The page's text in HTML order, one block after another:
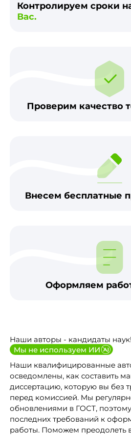
Контролируем сроки
Вас.
Проверим качество
Внесем бесплатные
Оформляем
Наши авторы - кандидаты наук!
Мы не используем ИИ
Наши квалифицированные
осведомлены, как составить
диссертацию, которую вы без
перед комиссией. Мы
обновлениями в ГОСТ, поэтому
последних требований к
работы. Поможем преодолеть